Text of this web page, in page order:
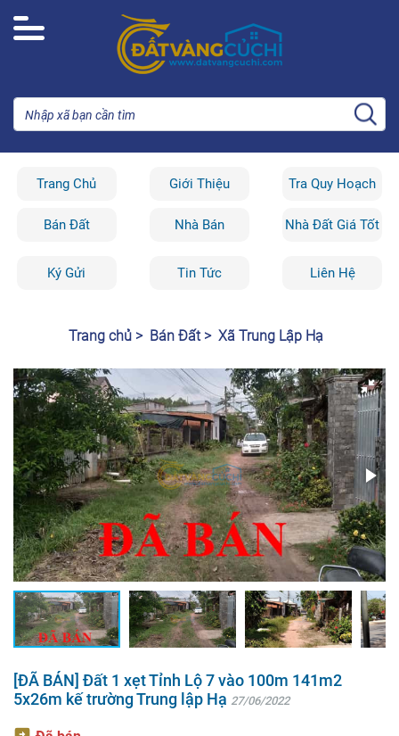
Trang Chủ Giới Thiệu Tra Quy Hoạch
Bán Đất Nhà Bán Nhà Đất Giá Tốt
Ký Gửi Tin Tức Liên Hệ
Trang chủ > Bán Đất > Xã Trung Lập Hạ
[ĐÃ BÁN] Đất 1 xẹt Tỉnh Lộ 7 vào 100m 141m2
5x26m kế trường Trung lập Hạ 27/06/2022